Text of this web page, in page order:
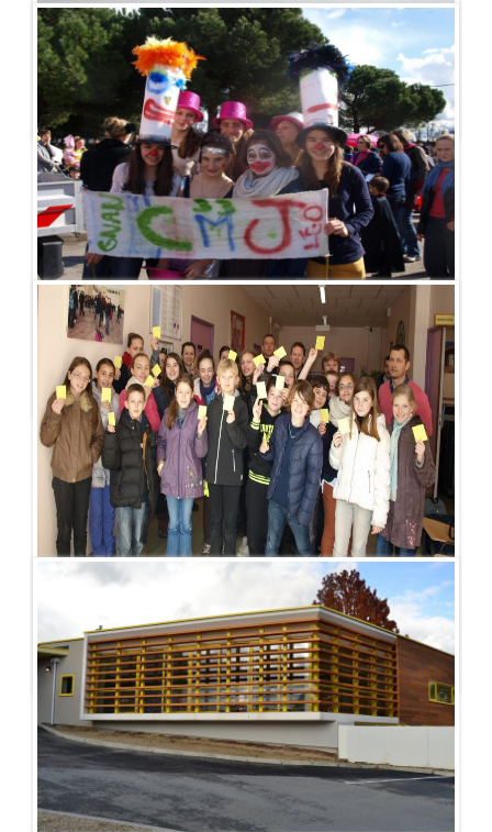
Publié le - 25 juin 2013
LAC BLEU 11H00 […]
Publié le - 26 mars 2013
Une journée carnavalesque […]
Publié le - 21 mars 2013
Opération carton jaune […]